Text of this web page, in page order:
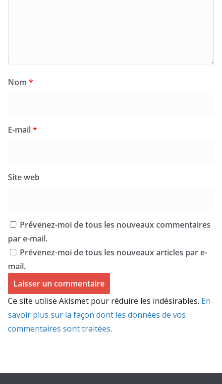
Nom *
E-mail*
Site web
Prévenez-moi de tous les nouveaux commentaires
par e-mail.
Prévenez-moi de tous les nouveaux articles par e-
mail.
Ce site utilise Akismet pour réduire les indésirables. En
savoir plus sur la façon dont les données de vos
commentaires sont traitées.